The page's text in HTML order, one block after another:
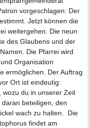
vorgeschlagen: Der
Jetzt können die
weitergehen. Die neun
des Glaubens und der
Die Pfarrei wird
Organisation
ermöglichen. Der Auftrag
Ort ist eindeutig:
wozu du in unserer Zeit
beteiligen, den
wach zu halten. Die
findet am